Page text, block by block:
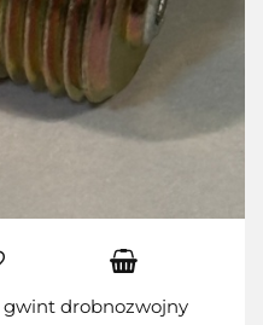
gwint drobnozwojny